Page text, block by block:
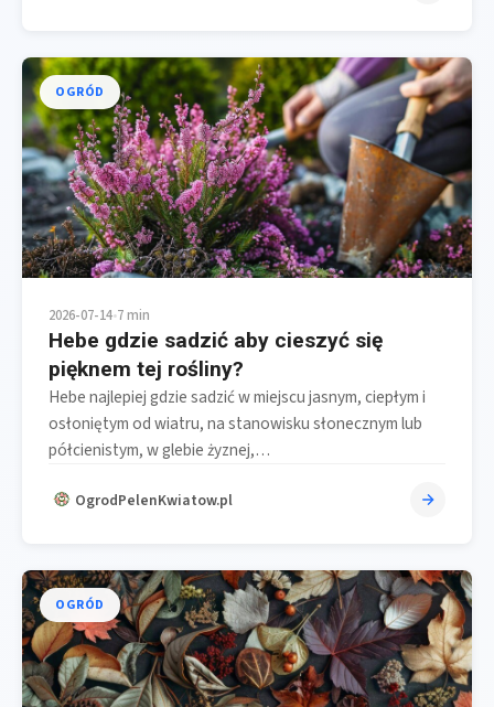
OGRÓD
2026-07-14•7 min
Hebe gdzie sadzić aby cieszyć się
pięknem tej rośliny?
Hebe najlepiej gdzie sadzić w miejscu jasnym, ciepłym i
osłoniętym od wiatru, na stanowisku słonecznym lub
półcienistym, w glebie żyznej,…
OgrodPelenKwiatow.pl
OGRÓD